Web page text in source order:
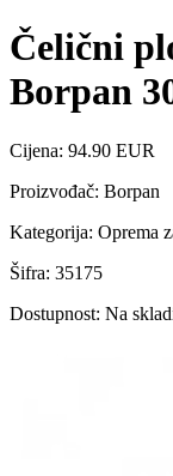
Čelični
Borpan
Cijena: 94.90 EUR
Proizvođač: Borpan
Kategorija: Oprema
Šifra: 35175
Dostupnost: Na